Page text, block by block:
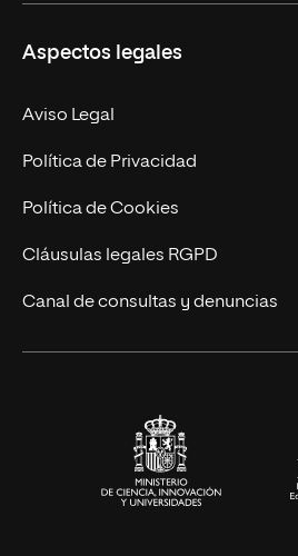
Másteres Propios
Doctorados
Experto Universitario
Postgrados
Cursos Universitarios
Facultades
Nuestro Equipo
Trabaja en UNIR
Actualidad
UNIR Revista
Eventos
Aspectos legales
Aviso Legal
Política de Privacidad
Política de Cookies
Cláusulas legales RGPD
Canal de consultas y denuncias